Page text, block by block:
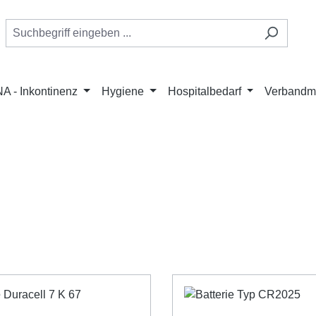
- Inkontinenz Hygiene Hospitalbedarf